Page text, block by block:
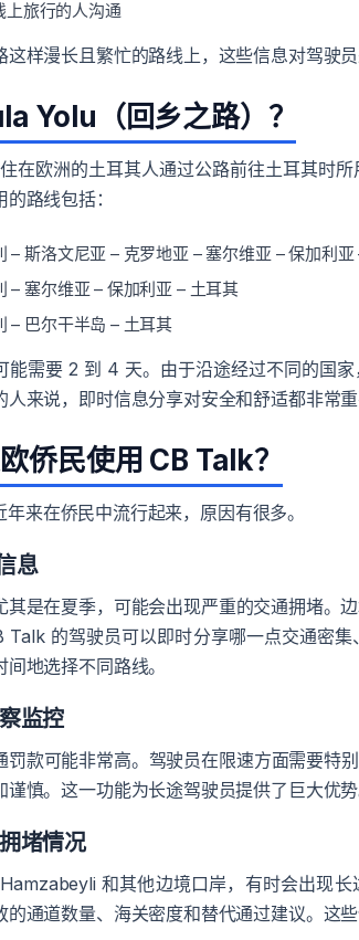
上旅行的人沟通
样漫长且繁忙的路线上，这些信息对驾驶员
Yolu（回乡之路）？
在欧洲的土耳其人通过公路前往土耳其时
路线包括：
– 斯洛文尼亚 – 克罗地亚 – 塞尔维亚 – 保加利亚
– 塞尔维亚 – 保加利亚 – 土耳其
– 巴尔干半岛 – 土耳其
能需要 2 到 4 天。由于沿途经过不同的国
来说，即时信息分享对安全和舒适都非常重
侨民使用 CB Talk？
来在侨民中流行起来，原因有很多。
息
其是在夏季，可能会出现严重的交通拥堵。
Talk 的驾驶员可以即时分享哪一点交通密
地选择不同路线。
监控
罚款可能非常高。驾驶员在限速方面需要特
慎。这一功能为长途驾驶员提供了巨大优势
堵情况
和其他边境口岸，有时会出现
的通道数量、海关密度和替代通过建议。这